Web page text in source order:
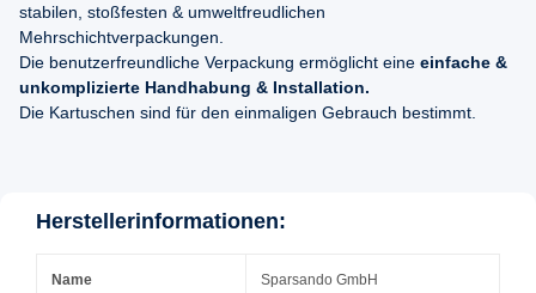
stabilen, stoßfesten & umweltfreudlichen
Mehrschichtverpackungen.
Die benutzerfreundliche Verpackung ermöglicht eine einfache &
unkomplizierte Handhabung & Installation.
Die Kartuschen sind für den einmaligen Gebrauch bestimmt.
Herstellerinformationen:
Name Sparsando GmbH